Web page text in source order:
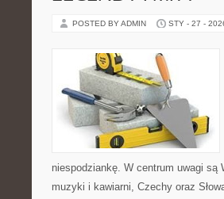
POSTED BY ADMIN STY - 27 -
niespodziankę. W centrum uwagi są
muzyki i kawiarni, Czechy oraz